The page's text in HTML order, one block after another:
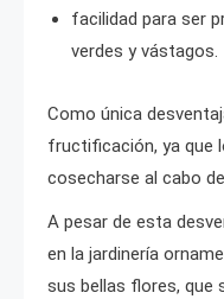
facilidad para ser
verdes y vástagos.
Como única
fructificación, ya que
cosecharse al cabo
A pesar de esta
en la jardinería
sus bellas flores, que